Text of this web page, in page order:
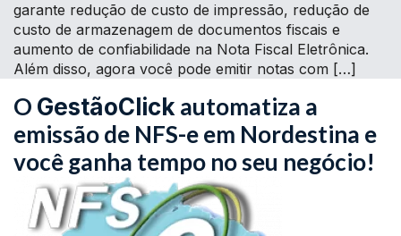
garante redução de custo de impressão, redução de
custo de armazenagem de documentos fiscais e
aumento de confiabilidade na Nota Fiscal Eletrônica.
Além disso, agora você pode emitir notas com […]
O GestãoClick automatiza a
emissão de NFS-e em Nordestina e
você ganha tempo no seu negócio!